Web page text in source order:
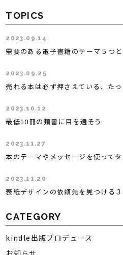
TOPICS
2023.09.14
需要のある電子書籍のテーマ５つ
2023.09.25
売れる本は必ず押さえている、た
2023.10.12
最低10冊の類書に目を通そう
2023.11.27
本のテーマやメッセージを使って
2023.11.20
表紙デザインの依頼先を見つける
CATEGORY
kindle出版プロデュース